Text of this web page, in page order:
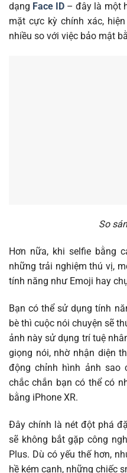
dạng Face ID – đây là một
mặt cực kỳ chính xác,
nhiều so với việc bảo mật
So
Hơn nữa, khi selfie bằng
những trải nghiệm thú vị,
tính năng như Emoji hay
Bạn có thể sử dụng tính
bè thì cuộc nói chuyện sẽ
ảnh này sử dụng trí tuệ
giọng nói, nhờ nhận diện
động chỉnh hình ảnh sao
chắc chắn bạn có thể có
bằng iPhone XR.
Đây chính là nét đột phá
sẽ không bắt gặp công
Plus. Dù có yếu thế hơn,
hề kém cạnh, những chiếc